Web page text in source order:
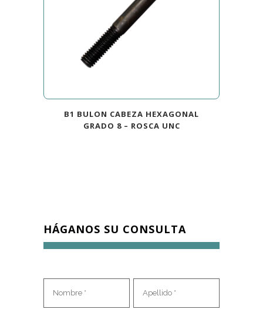
B1 BULON CABEZA HEXAGONAL
GRADO 8 – ROSCA UNC
HÁGANOS SU CONSULTA